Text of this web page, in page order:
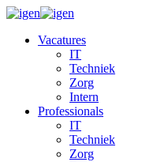
Skip
main
Menu
Vacatures
IT
Techniek
Zorg
Intern
Professionals
IT
Techniek
Zorg